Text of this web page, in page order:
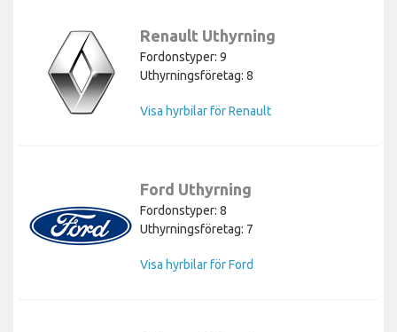
Renault Uthyrning
Fordonstyper: 9
Uthyrningsföretag: 8
Visa hyrbilar för Renault
Ford Uthyrning
Fordonstyper: 8
Uthyrningsföretag: 7
Visa hyrbilar för Ford